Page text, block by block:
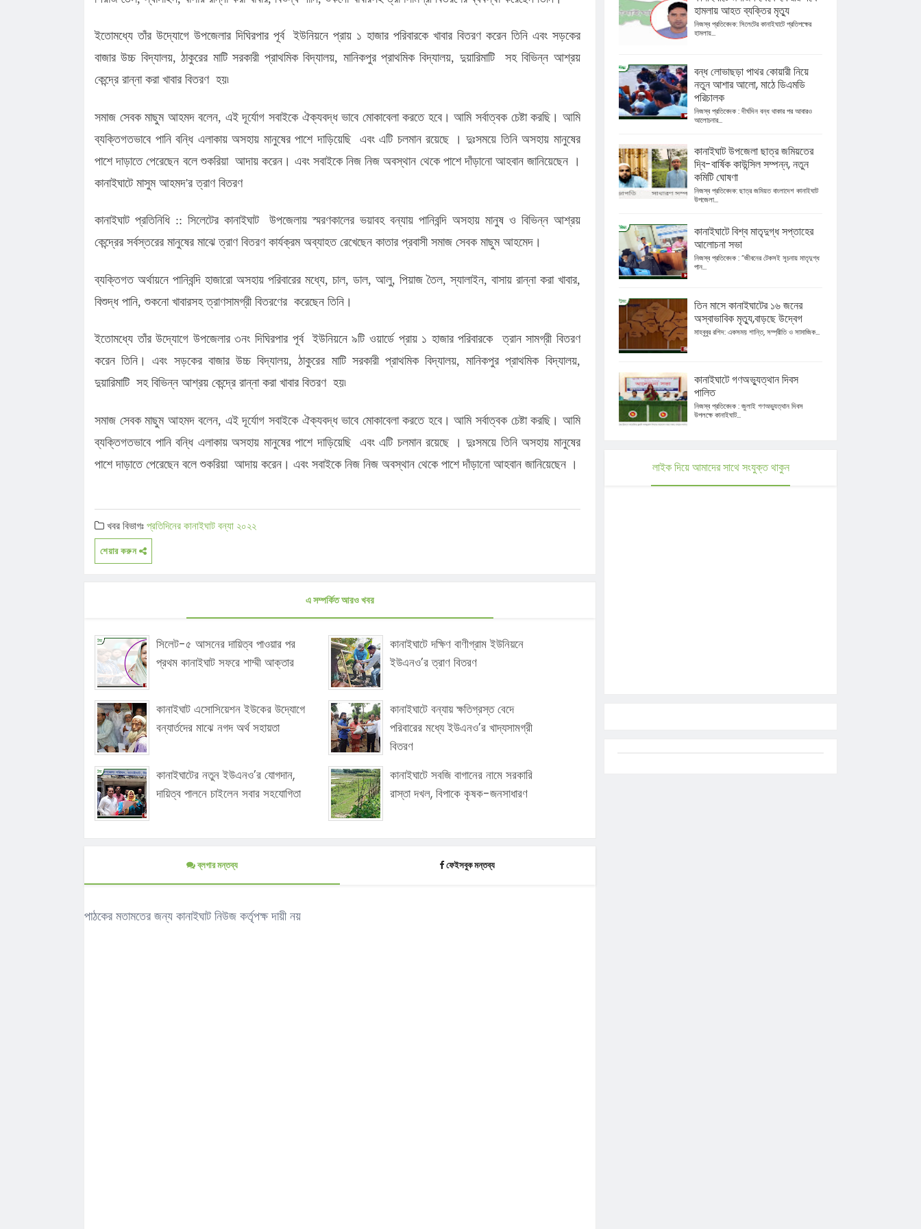
ইতোমধ্যে তাঁর উদ্যোগে উপজেলার দিঘিরপার পূর্ব ইউনিয়নে প্রায় ১ হাজার পরিবারকে খাবার বিতরণ করেন তিনি এবং সড়কের
বাজার উচ্চ বিদ্যালয়, ঠাকুরের মাটি সরকারী প্রাথমিক বিদ্যালয়, মানিকপুর প্রাথমিক বিদ্যালয়, দুয়ারিমাটি সহ বিভিন্ন আশ্রয়
কেন্দ্রে রান্না করা খাবার বিতরণ হয়৷
সমাজ সেবক মাছুম আহমদ বলেন, এই দূর্যোগ সবাইকে ঐক্যবদ্ধ ভাবে মোকাবেলা করতে হবে। আমি সর্বাত্বক চেষ্টা করছি। আমি
ব্যক্তিগতভাবে পানি বন্ধি এলাকায় অসহায় মানুষের পাশে দাড়িয়েছি এবং এটি চলমান রয়েছে । দুঃসময়ে তিনি অসহায় মানুষের
পাশে দাড়াতে পেরেছেন বলে শুকরিয়া আদায় করেন। এবং সবাইকে নিজ নিজ অবস্থান থেকে পাশে দাঁড়ানো আহবান জানিয়েছেন ।
কানাইঘাটে মাসুম আহমদ'র ত্রাণ বিতরণ
কানাইঘাট প্রতিনিধি :: সিলেটের কানাইঘাট উপজেলায় স্মরণকালের ভয়াবহ বন্যায় পানিবন্দি অসহায় মানুষ ও বিভিন্ন আশ্রয়
কেন্দ্রের সর্বস্তরের মানুষের মাঝে ত্রাণ বিতরণ কার্যক্রম অব্যাহত রেখেছেন কাতার প্রবাসী সমাজ সেবক মাছুম আহমেদ।
ব্যক্তিগত অর্থায়নে পানিবন্দি হাজারো অসহায় পরিবারের মধ্যে, চাল, ডাল, আলু, পিয়াজ তৈল, স্যালাইন, বাসায় রান্না করা খাবার,
বিশুদ্ধ পানি, শুকনো খাবারসহ ত্রাণসামগ্রী বিতরণের করেছেন তিনি।
ইতোমধ্যে তাঁর উদ্যোগে উপজেলার ৩নং দিঘিরপার পূর্ব ইউনিয়নে ৯টি ওয়ার্ডে প্রায় ১ হাজার পরিবারকে ত্রান সামগ্রী বিতরণ
করেন তিনি। এবং সড়কের বাজার উচ্চ বিদ্যালয়, ঠাকুরের মাটি সরকারী প্রাথমিক বিদ্যালয়, মানিকপুর প্রাথমিক বিদ্যালয়,
দুয়ারিমাটি সহ বিভিন্ন আশ্রয় কেন্দ্রে রান্না করা খাবার বিতরণ হয়৷
সমাজ সেবক মাছুম আহমদ বলেন, এই দূর্যোগ সবাইকে ঐক্যবদ্ধ ভাবে মোকাবেলা করতে হবে। আমি সর্বাত্বক চেষ্টা করছি। আমি
ব্যক্তিগতভাবে পানি বন্ধি এলাকায় অসহায় মানুষের পাশে দাড়িয়েছি এবং এটি চলমান রয়েছে । দুঃসময়ে তিনি অসহায় মানুষের
পাশে দাড়াতে পেরেছেন বলে শুকরিয়া আদায় করেন। এবং সবাইকে নিজ নিজ অবস্থান থেকে পাশে দাঁড়ানো আহবান জানিয়েছেন ।
খবর বিভাগঃপ্রতিদিনের কানাইঘাটবন্যা ২০২২
শেয়ার করুন
এ সম্পর্কিত আরও খবর
সিলেট-৫ আসনের দায়িত্ব পাওয়ার পর
প্রথম কানাইঘাট সফরে শাম্মী আক্তার
কানাইঘাটে দক্ষিণ বাণীগ্রাম ইউনিয়নে
ইউএনও’র ত্রাণ বিতরণ
কানাইঘাট এসোসিয়েশন ইউকের উদ্যোগে
বন্যার্তদের মাঝে নগদ অর্থ সহায়তা
কানাইঘাটে বন্যায় ক্ষতিগ্রস্ত বেদে
পরিবারের মধ্যে ইউএনও’র খাদ্যসামগ্রী
বিতরণ
কানাইঘাটের নতুন ইউএনও’র যোগদান,
দায়িত্ব পালনে চাইলেন সবার সহযোগিতা
কানাইঘাটে সবজি বাগানের নামে সরকারি
রাস্তা দখল, বিপাকে কৃষক-জনসাধারণ
ব্লগার মন্তব্য ফেইসবুক মন্তব্য
পাঠকের মতামতের জন্য কানাইঘাট নিউজ কর্তৃপক্ষ দায়ী নয়
হামলায় আহত ব্যক্তির মৃত্যু
নিজস্ব প্রতিবেদক: সিলেটের কানাইঘাটে প্রতিপক্ষের
হামলায়...
বন্ধ লোভাছড়া পাথর কোয়ারী নিয়ে
নতুন আশার আলো, মাঠে ডিএমডি
পরিচালক
নিজস্ব প্রতিবেদক : দীর্ঘদিন বন্ধ থাকার পর আবারও
আলোচনার...
কানাইঘাট উপজেলা ছাত্র জমিয়তের
দ্বি-বার্ষিক কাউন্সিল সম্পন্ন, নতুন
কমিটি ঘোষণা
নিজস্ব প্রতিবেদক: ছাত্র জমিয়ত বাংলাদেশ কানাইঘাট
উপজেলা...
কানাইঘাটে বিশ্ব মাতৃদুগ্ধ সপ্তাহের
আলোচনা সভা
নিজস্ব প্রতিবেদক : “জীবনের টেকসই সূচনায় মাতৃদুগ্ধ
পান...
তিন মাসে কানাইঘাটের ১৬ জনের
অস্বাভাবিক মৃত্যু,বাড়ছে উদ্বেগ
মাহবুবুর রশিদ: একসময় শান্তি, সম্প্রীতি ও সামাজিক...
কানাইঘাটে গণঅভ্যুত্থান দিবস
পালিত
নিজস্ব প্রতিবেদক : জুলাই গণঅভ্যুত্থান দিবস
উপলক্ষে কানাইঘাট...
লাইক দিয়ে আমাদের সাথে সংযুক্ত থাকুন